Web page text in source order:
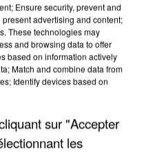
DES
TRAC"
Ensure security, prevent and
advertising and content;
These technologies may
and browsing data to offer
based on information actively
Match and combine data from
Identify devices based on
sur "Accepter
les